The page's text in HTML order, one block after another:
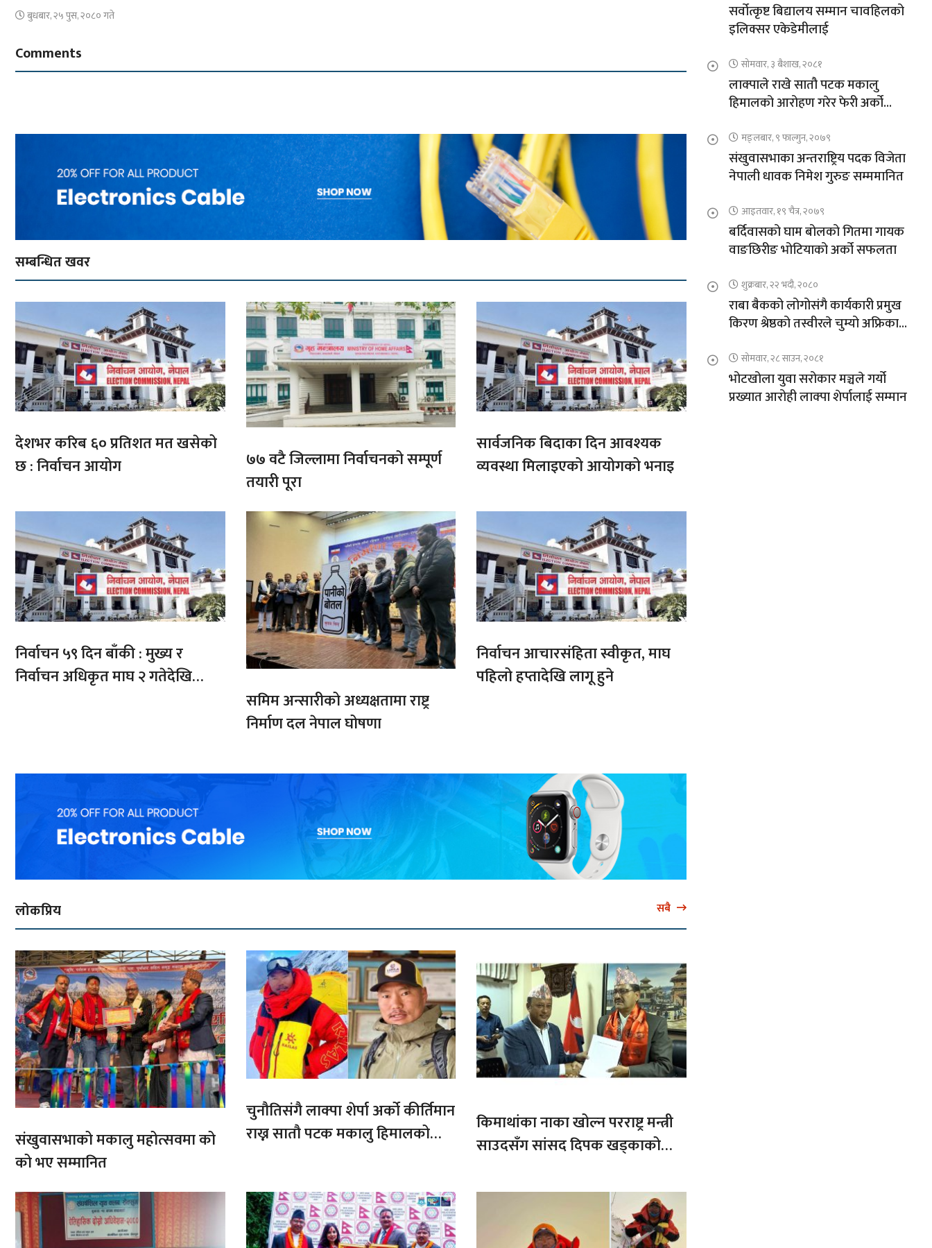
बुधबार, २५ पुस, २०८० गते
Comments
सम्बन्धित खवर
देशभर करिब ६० प्रतिशत मत खसेको
छ : निर्वाचन आयोग
७७ वटै जिल्लामा निर्वाचनको सम्पूर्ण
तयारी पूरा
सार्वजनिक बिदाका दिन आवश्यक
व्यवस्था मिलाइएको आयोगको भनाइ
निर्वाचन ५९ दिन बाँकी : मुख्य र
निर्वाचन अधिकृत माघ २ गतेदेखि
समिम अन्सारीको अध्यक्षतामा राष्ट्र
निर्माण दल नेपाल घोषणा
निर्वाचन आचारसंहिता स्वीकृत, माघ
पहिलो हप्तादेखि लागू हुने
लोकप्रिय सबै
संखुवासभाको मकालु महोत्सवमा को
को भए सम्मानित
चुनौतिसंगै लाक्पा शेर्पा अर्को कीर्तिमान
राख्न सातौ पटक मकालु हिमालको
किमाथांका नाका खोल्न परराष्ट्र मन्त्री
साउदसँग सांसद दिपक खड्काको
सर्वोत्कृष्ट बिद्यालय सम्मान चावहिलको
इलिक्सर एकेडेमीलाई
सोमवार, ३ बैशाख, २०८१
लाक्पाले राखे सातौ पटक मकालु
हिमालको आरोहण गरेर फेरी अर्को
मङ्लबार, ९ फाल्गुन, २०७९
संखुवासभाका अन्तराष्ट्रिय पदक विजेता
नेपाली धावक निमेश गुरुङ सम्ममानित
आइतवार, १९ चैत्र, २०७९
बर्दिवासको घाम बोलको गितमा गायक
वाङछिरीङ भोटियाको अर्को सफलता
शुक्रबार, २२ भदौ, २०८०
राबा बैकको लोगोसंगै कार्यकारी प्रमुख
किरण श्रेष्ठको तस्वीरले चुम्यो अफ्रिकाको
सोमवार, २८ साउन, २०८१
भोटखोला युवा सरोकार मञ्चले गर्यो
प्रख्यात आरोही लाक्पा शेर्पालाई सम्मान